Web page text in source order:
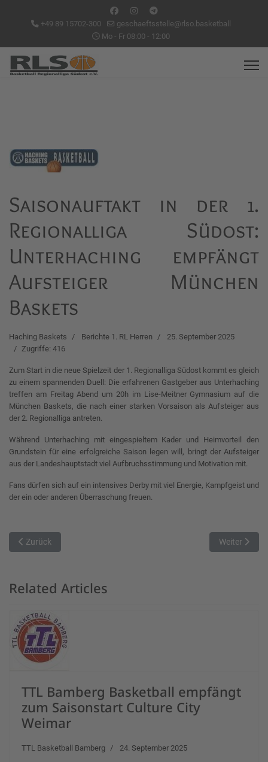
+49 89 15702-300
geschaeftsstelle@rlso.basketball
Mo - Fr 08:00 - 12:00
Saisonauftakt in der 1.
Regionalliga Südost:
Unterhaching empfängt
Aufsteiger München
Baskets
Haching Baskets Berichte 1. RL Herren
25. September 2025
Zugriffe: 416
Zum Start in die neue Spielzeit der 1. Regionalliga Südost kommt es gleich
zu einem spannenden Duell: Die erfahrenen Gastgeber aus Unterhaching
treffen am Freitag Abend um 20h im Lise-Meitner Gymnasium auf die
München Baskets, die nach einer starken Vorsaison als Aufsteiger aus
der 2. Regionalliga antreten.
Während Unterhaching mit eingespieltem Kader und Heimvorteil den
Grundstein für eine erfolgreiche Saison legen will, bringt der Aufsteiger
aus der Landeshauptstadt viel Aufbruchsstimmung und Motivation mit.
Fans dürfen sich auf ein intensives Derby mit viel Energie, Kampfgeist und
der ein oder anderen Überraschung freuen.
Vorheriger Beitrag: Breitengüßbach fordert erneut Leipzig zum
Zurück Nächster
Weiter
Related Articles
TTL Bamberg Basketball empfängt
zum Saisonstart Culture City
Weimar
TTL Basketball Bamberg 24. September 2025